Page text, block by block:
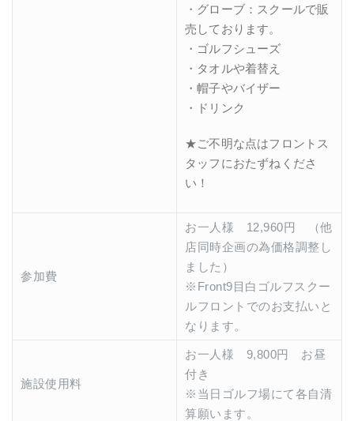
・グローブ：スクールで販
売しております。
・ゴルフシューズ
・タオルや着替え
・帽子やバイザー
・ドリンク
★ご不明な点はフロントス
タッフにおたずねくださ
い！
参加費
お一人様 12,960円 （他
店同時企画の為価格調整し
ました）
※Front9目白ゴルフスクー
ルフロントでのお支払いと
なります。
施設使用料
お一人様 9,800円 お昼
付き
※当日ゴルフ場にて各自清
算願います。